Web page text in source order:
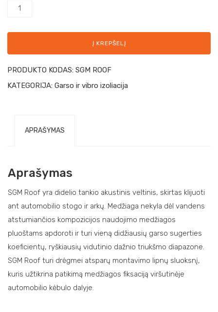
Į KREPŠELĮ
PRODUKTO KODAS: SGM ROOF
KATEGORIJA: Garso ir vibro izoliacija
APRAŠYMAS
Aprašymas
SGM Roof yra didelio tankio akustinis veltinis, skirtas klijuoti
ant automobilio stogo ir arkų. Medžiaga nekyla dėl vandens
atstumiančios kompozicijos naudojimo medžiagos
pluoštams apdoroti ir turi vieną didžiausių garso sugerties
koeficientų, ryškiausių vidutinio dažnio triukšmo diapazone.
SGM Roof turi drėgmei atsparų montavimo lipnų sluoksnį,
kuris užtikrina patikimą medžiagos fiksaciją viršutinėje
automobilio kėbulo dalyje.